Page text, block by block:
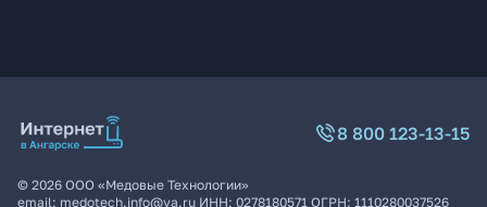
8 800 123-13-15
© 2026 ООО «Медовые Технологии»
email: medotech.info@ya.ru ИНН: 0278180571 ОГРН: 1110280037526